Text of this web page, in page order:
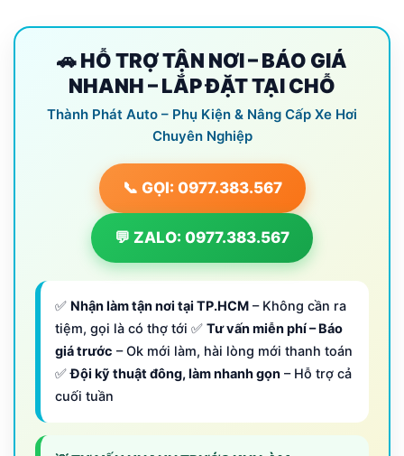
🚗 HỖ TRỢ TẬN NƠI – BÁO GIÁ
NHANH – LẮP ĐẶT TẠI CHỖ
Thành Phát Auto – Phụ Kiện & Nâng Cấp Xe Hơi
Chuyên Nghiệp
📞 GỌI: 0977.383.567
💬 ZALO: 0977.383.567
✅ Nhận làm tận nơi tại TP.HCM – Không cần ra
tiệm, gọi là có thợ tới ✅ Tư vấn miễn phí – Báo
giá trước – Ok mới làm, hài lòng mới thanh toán
✅Đội kỹ thuật đông, làm nhanh gọn – Hỗ trợ cả
cuối tuần